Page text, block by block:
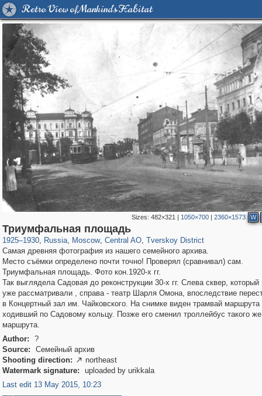
Retro View of Mankind's Habitat
Sizes: 482×321 | 1050×700| 2360×1573 W
Триумфальная площадь
1925–1930, Russia
1,407,375 29,248
, Moscow
319,882 8,286
, Central AO
160,021 5,916
, Tverskoy District
Самая древняя фотография из нашего семейного архива.
Место съёмки определено почти точно! Проверял (сравнивал) сам.
Триумфальная площадь. Фото кон.1920-х гг.
Так выглядела Садовая до реконструкции 30-х гг. Слева сквер,
уже рассматривали , справа - театр Шарля Омона, впоследствие
в Концертный зал им. Чайковского. На снимке виден трамвай
ходивший по Садовому кольцу. Позже его сменил троллейбус такого же
маршрута.
Author:
?
Source:
Семейный архив
Shooting direction:  northeast
Watermark signature:
uploaded by urikkala
Last edit 13 May 2015, 10:23